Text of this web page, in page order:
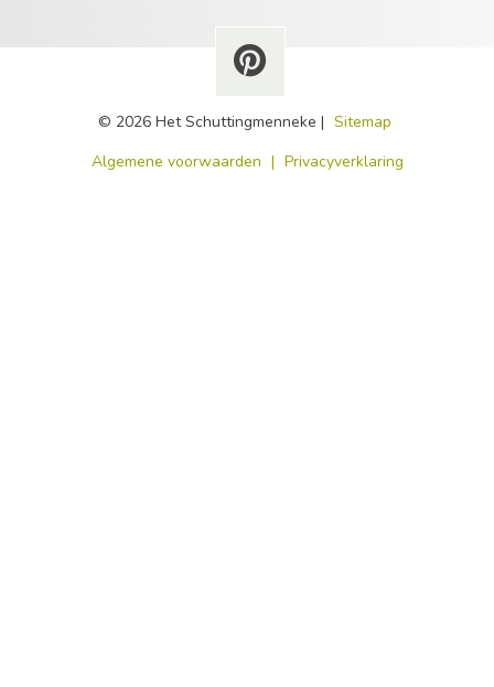
© 2026 Het Schuttingmenneke | Sitemap
​Algemene voorwaarden | Privacyverklaring